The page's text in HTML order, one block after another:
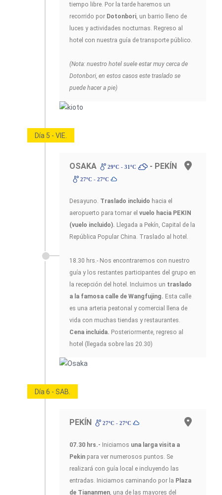
tiempo libre. Por la tarde haremos un
recorrido por Dotonbori , un barrio lleno de
luces y actividades nocturnas. Regreso al
hotel con nuestra guía de transporte público.
(Nota: nuestro hotel suele estar muy cerca de
Dotonbori, en estos casos este traslado se
puede hacer a pie)
Día 5 - VIE.
OSAKA 29ºC - 31ºC - PEKÍN
27ºC - 27ºC
Desayuno. Traslado incluido hacia el
aeropuerto para tomar el vuelo hacia PEKIN
(vuelo incluido). Llegada a Pekín, Capital de la
República Popular China. Traslado al hotel.
18.30 hrs.- Nos encontraremos con nuestro
guía y los restantes participantes del grupo en
la recepción del hotel. Incluimos un traslado
a la famosa calle de Wangfujing. Esta calle
es una arteria peatonal y comercial llena de
vida con muchas tiendas y restaurantes.
Cena incluida. Posteriormente, regreso al
hotel (llegada sobre las 20.30)
Día 6 - SAB.
PEKÍN 27ºC - 27ºC
07.30 hrs.- Iniciamos una larga visita a
Pekin para ver numerosos puntos. Se
realizará con guía local e incluyendo las
entradas. Iniciamos caminando por la Plaza
de Tiananmen , una de las mayores del